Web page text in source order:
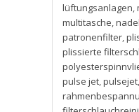
lüftungsanlagen,
multitasche,
patronenfilter,
plissierte
pulse jet,pulsejet,